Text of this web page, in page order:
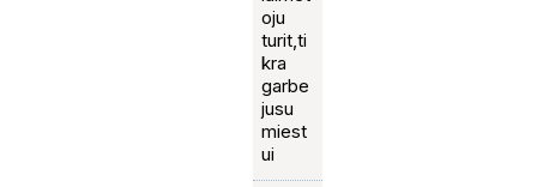
oju
turit,ti
kra
garbe
jusu
miest
ui